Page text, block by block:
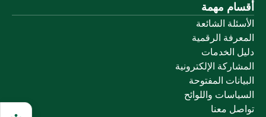
أقسام مهمة
الأسئلة الشائعة
المعرفة الرقمية
دليل الخدمات
المشاركة الإلكترونية
البيانات المفتوحة
السياسات واللوائح
تواصل معنا